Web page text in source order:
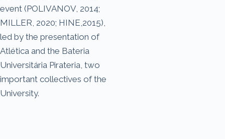
event (POLIVANOV, 2014;
MILLER, 2020; HINE,2015),
led by the presentation of
Atlética and the Bateria
Universitária Pirateria, two
important collectives of the
University.